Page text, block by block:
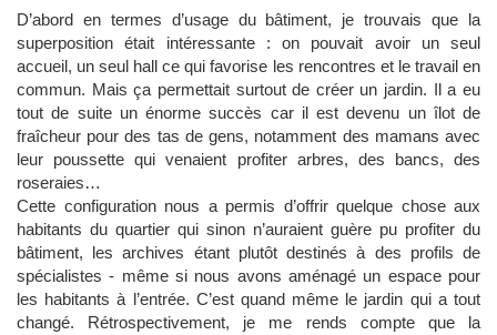
D’abord en termes d’usage du bâtiment, je trouvais que la
superposition était intéressante : on pouvait avoir un seul
accueil, un seul hall ce qui favorise les rencontres et le travail en
commun. Mais ça permettait surtout de créer un jardin. Il a eu
tout de suite un énorme succès car il est devenu un îlot de
fraîcheur pour des tas de gens, notamment des mamans avec
leur poussette qui venaient profiter arbres, des bancs, des
roseraies…
Cette configuration nous a permis d’offrir quelque chose aux
habitants du quartier qui sinon n’auraient guère pu profiter du
bâtiment, les archives étant plutôt destinés à des profils de
spécialistes - même si nous avons aménagé un espace pour
les habitants à l’entrée. C’est quand même le jardin qui a tout
changé. Rétrospectivement, je me rends compte que la